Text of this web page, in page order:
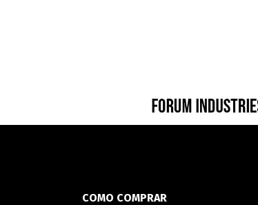
COMO COMPRAR